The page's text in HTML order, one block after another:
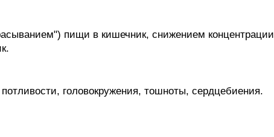
пищи в кишечник, снижением концентрации
головокружения, тошноты, сердцебиения.